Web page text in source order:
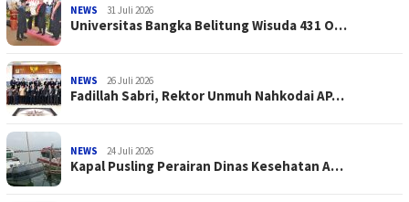
NEWS 31 Juli 2026
Universitas Bangka Belitung Wisuda 431 O…
NEWS 26 Juli 2026
Fadillah Sabri, Rektor Unmuh Nahkodai AP…
NEWS 24 Juli 2026
Kapal Pusling Perairan Dinas Kesehatan A…